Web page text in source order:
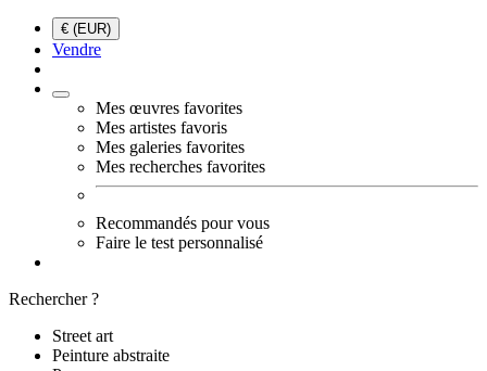
€ (EUR)
Vendre
Mes œuvres favorites
Mes artistes favoris
Mes galeries favorites
Mes recherches favorites
Recommandés pour vous
Faire le test personnalisé
Rechercher ?
Street art
Peinture abstraite